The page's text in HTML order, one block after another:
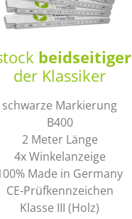
beidseitiger
der Klassiker
schwarze Markierung
B400
2 Meter Länge
4x Winkelanzeige
Made in Germany
CE-Prüfkennzeichen
Klasse III (Holz)